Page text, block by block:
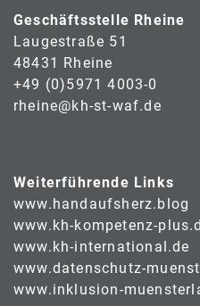
Geschäftsstelle Rheine
Laugestraße 51
48431 Rheine
+49 (0)5971 4003-0
rheine@kh-st-waf.de
Weiterführende Links
www.handaufsherz.blog
www.kh-kompetenz-
www.kh-international.de
www.datenschutz-
www.inklusion-